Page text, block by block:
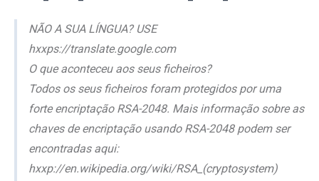
NÃO A SUA LÍNGUA? USE
hxxps://translate.google.com
O que aconteceu aos seus ficheiros?
Todos os seus ficheiros foram protegidos por uma
forte encriptação RSA-2048. Mais informação sobre as
chaves de encriptação usando RSA-2048 podem ser
encontradas aqui:
hxxp://en.wikipedia.org/wiki/RSA_(cryptosystem)